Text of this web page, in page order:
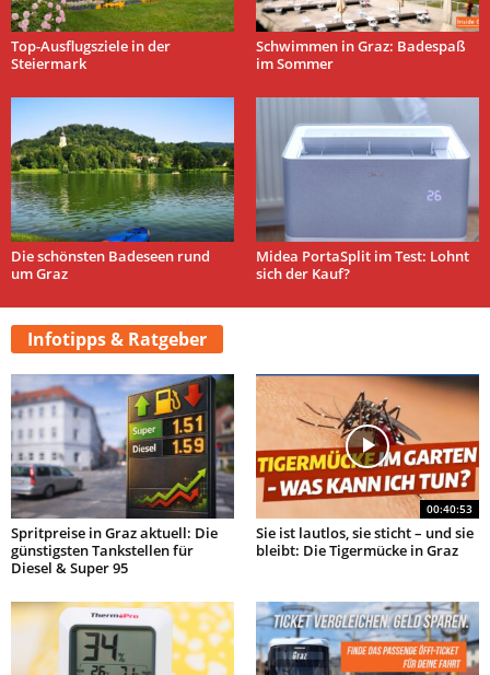
Top-Ausflugsziele in der
Steiermark
Schwimmen in Graz: Badespaß
im Sommer
Die schönsten Badeseen rund
um Graz
Midea PortaSplit im Test: Lohnt
sich der Kauf?
Infotipps & Ratgeber
Spritpreise in Graz aktuell: Die
günstigsten Tankstellen für
Diesel & Super 95
00:40:53
Sie ist lautlos, sie sticht – und sie
bleibt: Die Tigermücke in Graz